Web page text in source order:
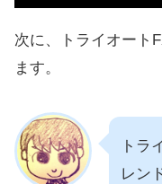
次に、トライオート
ます。
トラ
レン